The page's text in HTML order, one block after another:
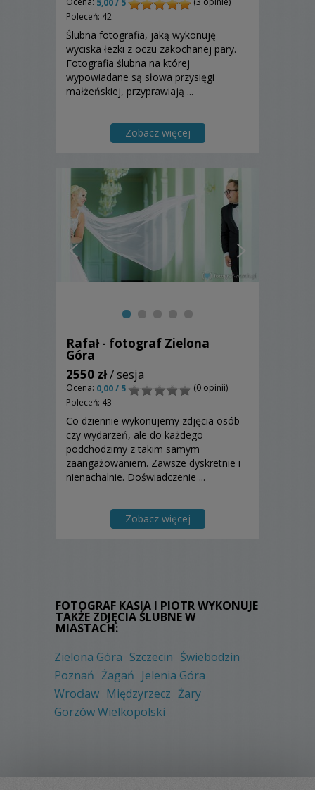
5,00 / 5
Poleceń: 42
Ślubna fotografia, jaką wykonuję
wyciska łezki z oczu zakochanej pary.
Fotografia ślubna na której
wypowiadane są słowa przysięgi
małżeńskiej, przyprawiają ...
Zobacz więcej
Rafał - fotograf Zielona
Góra
2550 zł/ sesja
Ocena: 0,00 / 5
(0 opinii)
Poleceń: 43
Co dziennie wykonujemy zdjęcia osób
czy wydarzeń, ale do każdego
podchodzimy z takim samym
zaangażowaniem. Zawsze dyskretnie i
nienachalnie. Doświadczenie ...
Zobacz więcej
FOTOGRAF KASIA I PIOTR WYKONUJE
TAKŻE ZDJĘCIA ŚLUBNE W
MIASTACH:
Zielona Góra Szczecin Świebodzin
Poznań Żagań Jelenia Góra
Wrocław Międzyrzecz Żary
Gorzów Wielkopolski